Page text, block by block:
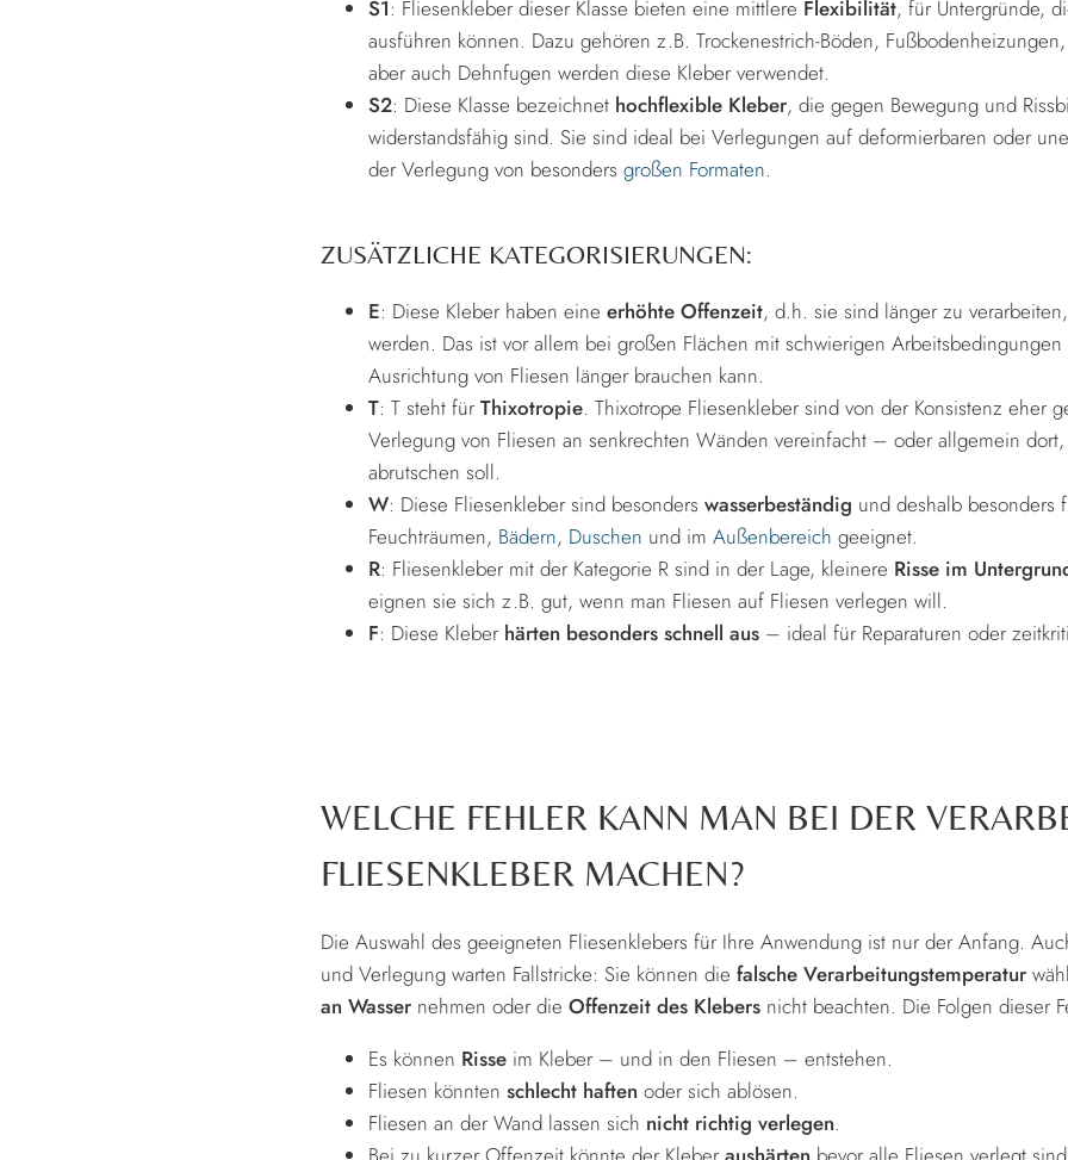
S1: Fliesenkleber dieser Klasse bieten eine mittlere Flexibilität, für Untergründe,
ausführen können. Dazu gehören z.B. Trockenestrich-Böden,
aber auch Dehnfugen werden diese Kleber verwendet.
S2: Diese Klasse bezeichnet hochflexible Kleber, die gegen Bewegung und
widerstandsfähig sind. Sie sind ideal bei Verlegungen auf deformierbaren oder
der Verlegung von besonders großen Formaten.
ZUSÄTZLICHE KATEGORISIERUNGEN:
E: Diese Kleber haben eine erhöhte Offenzeit, d.h. sie sind länger zu
werden. Das ist vor allem bei großen Flächen mit schwierigen
Ausrichtung von Fliesen länger brauchen kann.
T: T steht für Thixotropie. Thixotrope Fliesenkleber sind von der Konsistenz eher
Verlegung von Fliesen an senkrechten Wänden vereinfacht – oder allgemein
abrutschen soll.
W: Diese Fliesenkleber sind besonders wasserbeständig und deshalb besonders
Feuchträumen, Bädern, Duschen und im Außenbereich geeignet.
R: Fliesenkleber mit der Kategorie R sind in der Lage, kleinere Risse im
eignen sie sich z.B. gut, wenn man Fliesen auf Fliesen verlegen will.
F: Diese Kleber härten besonders schnell aus– ideal für Reparaturen oder
WELCHE FEHLER KANN MAN BEI DER
FLIESENKLEBER MACHEN?
Die Auswahl des geeigneten Fliesenklebers für Ihre Anwendung ist nur der Anfang.
und Verlegung warten Fallstricke: Sie können die falsche Verarbeitungstemperatur
an Wasser nehmen oder die Offenzeit des Klebersnicht beachten. Die Folgen dieser
Es können Risseim Kleber – und in den Fliesen – entstehen.
Fliesen könnten schlecht haften oder sich ablösen.
Fliesen an der Wand lassen sich nicht richtig verlegen.